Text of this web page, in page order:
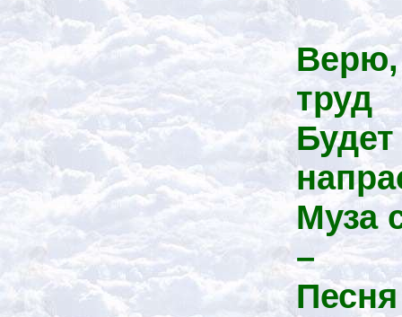
Верю,
труд
Муза
–